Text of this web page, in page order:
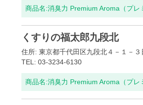
商品名:消臭力 Premium Aroma（プレ
くすりの福太郎九段北
住所: 東京都千代田区九段北４－１－
TEL: 03-3234-6130
商品名:消臭力 Premium Aroma（プレ